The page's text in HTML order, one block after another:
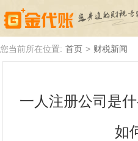
代
厦
您当前所在位置: 首页 > 财税新闻
一人注册公司是
如